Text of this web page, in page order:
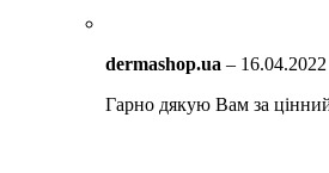
dermashop.ua – 16.04.2022
Гарно дякую Вам за